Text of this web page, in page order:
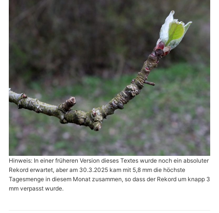
Hinweis: In einer früheren Version dieses Textes wurde noch ein absoluter
Rekord erwartet, aber am 30.3.2025 kam mit 5,8 mm die höchste
Tagesmenge in diesem Monat zusammen, so dass der Rekord um knapp 3
mm verpasst wurde.